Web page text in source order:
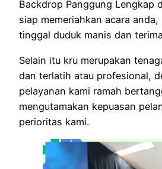
Backdrop Panggung Lengkap
siap memeriahkan acara
tinggal duduk manis dan
Selain itu kru merupakan
dan terlatih atau profesional,
pelayanan kami ramah
mengutamakan kepuasan
perioritas kami.